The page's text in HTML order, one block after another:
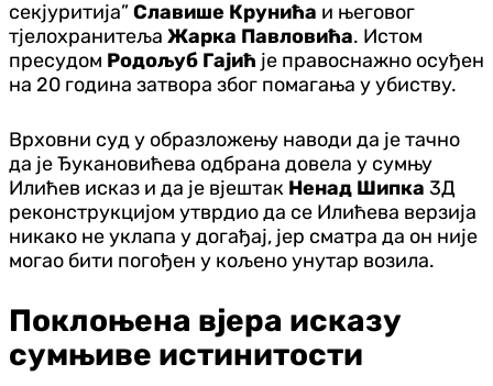
секјуритија”Славише Крунића и његовог
тјелохранитеља Жарка Павловића. Истом
пресудом Родољуб Гајић је правоснажно осуђен
на 20 година затвора због помагања у убиству.
Врховни суд у образложењу наводи да је тачно
да је Ђукановићева одбрана довела у сумњу
Илићев исказ и да је вјештак Ненад Шипка 3Д
реконструкцијом утврдио да се Илићева верзија
никако не уклапа у догађај, јер сматра да он није
могао бити погођен у кољено унутар возила.
Поклоњена вјера исказу
сумњиве истинитости